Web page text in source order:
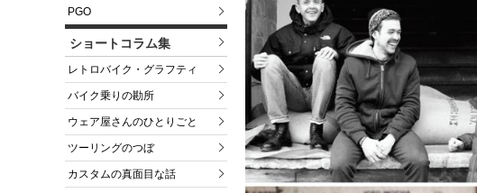
PGO
ショートコラム集
レトロバイク・グラフティ
バイク乗りの勘所
ウェア屋さんのひとりごと
ツーリングのつぼ
カスタムの真面目な話